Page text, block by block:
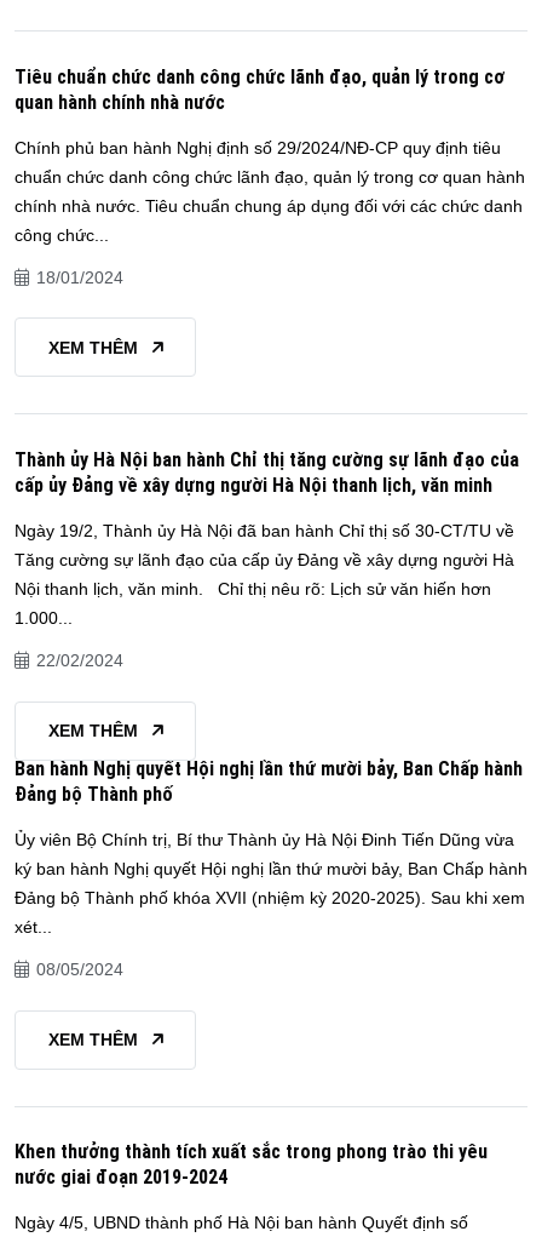
Tiêu chuẩn chức danh công chức lãnh đạo, quản lý trong cơ
quan hành chính nhà nước
Chính phủ ban hành Nghị định số 29/2024/NĐ-CP quy định tiêu
chuẩn chức danh công chức lãnh đạo, quản lý trong cơ quan hành
chính nhà nước. Tiêu chuẩn chung áp dụng đối với các chức danh
công chức...
18/01/2024
XEM THÊM
Thành ủy Hà Nội ban hành Chỉ thị tăng cường sự lãnh đạo của
cấp ủy Đảng về xây dựng người Hà Nội thanh lịch, văn minh
Ngày 19/2, Thành ủy Hà Nội đã ban hành Chỉ thị số 30-CT/TU về
Tăng cường sự lãnh đạo của cấp ủy Đảng về xây dựng người Hà
Nội thanh lịch, văn minh. Chỉ thị nêu rõ: Lịch sử văn hiến hơn
1.000...
22/02/2024
XEM THÊM
Ban hành Nghị quyết Hội nghị lần thứ mười bảy, Ban Chấp hành
Đảng bộ Thành phố
Ủy viên Bộ Chính trị, Bí thư Thành ủy Hà Nội Đinh Tiến Dũng vừa
ký ban hành Nghị quyết Hội nghị lần thứ mười bảy, Ban Chấp hành
Đảng bộ Thành phố khóa XVII (nhiệm kỳ 2020-2025). Sau khi xem
xét...
08/05/2024
XEM THÊM
Khen thưởng thành tích xuất sắc trong phong trào thi yêu
nước giai đoạn 2019-2024
Ngày 4/5, UBND thành phố Hà Nội ban hành Quyết định số